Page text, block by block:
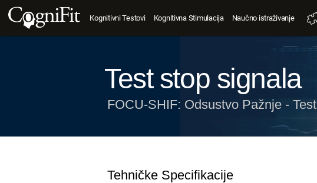
Kognitivni Testovi Kognitivna Stimulacija Naučno istraživanje
Test stop signala
FOCU-SHIF: Odsustvo Pažnje - Test
Tehničke Specifikacije